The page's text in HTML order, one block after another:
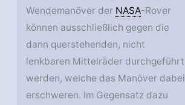
Wendemanöver der NASA-Rover
können ausschließlich gegen die
dann querstehenden, nicht
lenkbaren Mittelräder durchgeführt
werden, welche das Manöver dabei
erschweren. Im Gegensatz dazu